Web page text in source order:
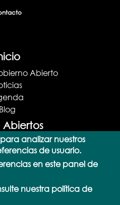
Abierto
Blog
Abiertos
abiertos
de datos
SPARQL
y Ayuda
analizar nuestros
de usuario.
en este panel de
nuestra política de